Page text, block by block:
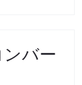
バー